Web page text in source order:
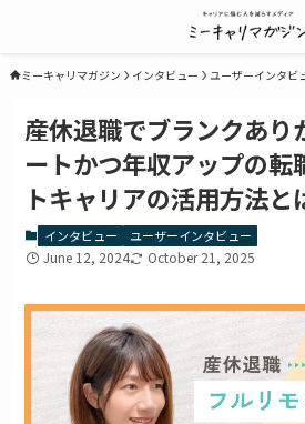
ミーキャリマガジン インタビュー ユーザーインタビ
産休退職でブランクあり
ートかつ年収アップの転
トキャリアの活用方法と
インタビュー ユーザーインタビュー
June 12, 2024 October 21, 2025